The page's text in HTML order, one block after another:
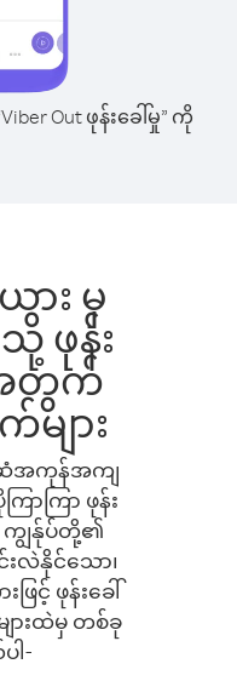
Out ဖုန်းခေါ်မှု” ကို
ား မှ
ဖုန်း
အတွက်
များ
ဆံအကုန်အကျ
ြာကြာ ဖုန်း
ကျွန်ုပ်တို့၏
လဲနိုင်သော၊
င့် ဖုန်းခေါ်
ားထဲမှ တစ်ခု
ါ-